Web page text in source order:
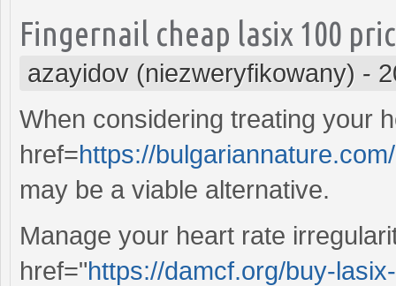
Fingernail cheap lasix 100
azayidov (niezweryfikowany) -
When considering treating your
href=https://
may be a viable alternative.
Manage your heart rate
href="https://damcf.org/buy-